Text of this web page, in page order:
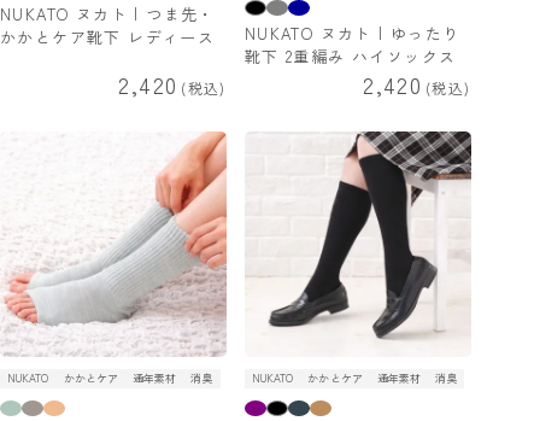
NUKATO ヌカト | つま先・
かかとケア靴下 レディース
2,420 税込
NUKATO ヌカト | ゆったり
靴下 2重編み ハイソックス
2,420 税込
NUKATO かかとケア 通年素材 消臭 NUKATO かかとケア 通年素材 消臭